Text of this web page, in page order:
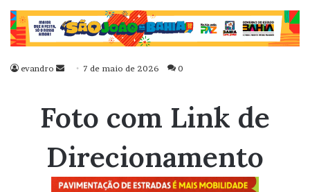
evandro
Mande
mail
7 de maio de 2026 0
Foto com Link de
Direcionamento